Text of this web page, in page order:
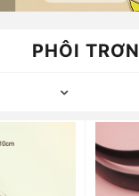
PHÔI TRƠN